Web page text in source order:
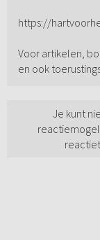
https://
Voor artikelen,
en ook
Je kunt